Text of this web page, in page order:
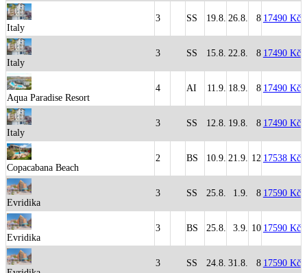
Italy
3 SS 19.8. 26.8. 8 17490 Kč
Italy
3 SS 15.8. 22.8. 8 17490 Kč
Aqua Paradise Resort
4 AI 11.9. 18.9. 8 17490 Kč
Italy
3 SS 12.8. 19.8. 8 17490 Kč
Copacabana Beach
2 BS 10.9. 21.9. 12 17538 Kč
Evridika
3 SS 25.8. 1.9. 8 17590 Kč
Evridika
3 BS 25.8. 3.9. 10 17590 Kč
3 SS 24.8. 31.8. 8 17590 Kč